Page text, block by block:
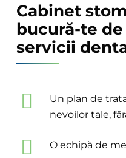
Cabinet
bucură-te
servicii
Un plan de
nevoilor tale,
O echipă de